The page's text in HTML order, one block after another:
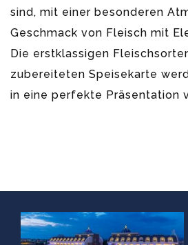
sind, mit einer besonderen
Geschmack von Fleisch mit
Die erstklassigen
zubereiteten Speisekarte
in eine perfekte Präsentation